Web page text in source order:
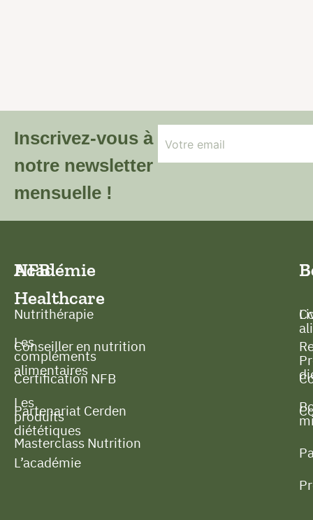
Inscrivez-vous à
notre newsletter
mensuelle !
NFB
Healthcare
Les
compléments
alimentaires
Les
produits
diététiques
L’académie
Académie
Nutrithérapie
Conseiller en nutrition
Certification NFB
Partenariat Cerden
Masterclass Nutrition